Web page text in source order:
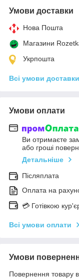
Умови доставки
Нова Пошта
Магазини
Укрпошта
Всі умови доставки
Умови оплати
Ви отримаєте
або гроші
Детальніше
Післяплата
Оплата на
💳 Готівкою
Всі умови оплати
Умови
Повернення товару